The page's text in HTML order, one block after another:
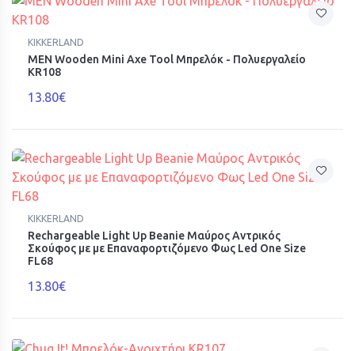
KIKKERLAND
MEN Wooden Mini Axe Tool Μπρελόκ - Πολυεργαλείο
KR108
13.80€
KIKKERLAND
Rechargeable Light Up Beanie Μαύρος Αντρικός
Σκούφος με με Επαναφορτιζόμενο Φως Led One Size
FL68
13.80€